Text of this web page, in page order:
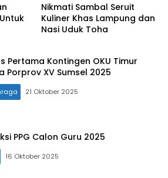
Nikmati Sambal Seruit
Kuliner Khas Lampung dan
Nasi Uduk Toha
Pertama Kontingen OKU Timur
Porprov XV Sumsel 2025
21 Oktober 2025
PPG Calon Guru 2025
16 Oktober 2025